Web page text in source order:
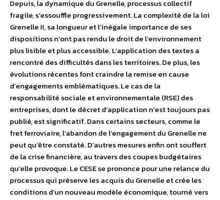
Depuis, la dynamique du Grenelle, processus collectif
fragile, s’essouffle progressivement. La complexité de la loi
Grenelle II, sa longueur et l’inégale importance de ses
dispositions n’ont pas rendu le droit de l’environnement
plus lisible et plus accessible. L’application des textes a
rencontré des difficultés dans les territoires. De plus, les
évolutions récentes font craindre la remise en cause
d’engagements emblématiques. Le cas de la
responsabilité sociale et environnementale (RSE) des
entreprises, dont le décret d’application n’est toujours pas
publié, est significatif. Dans certains secteurs, comme le
fret ferroviaire, l’abandon de l’engagement du Grenelle ne
peut qu’être constaté. D’autres mesures enfin ont souffert
de la crise financière, au travers des coupes budgétaires
qu’elle provoque. Le CESE se prononce pour une relance du
processus qui préserve les acquis du Grenelle et crée les
conditions d’un nouveau modèle économique, tourné vers